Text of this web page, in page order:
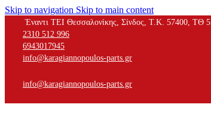
Skip to navigation Skip to main content
Έναντι ΤΕΙ Θεσσαλονίκης, Σίνδος, Τ.Κ. 57400, ΤΘ 5
2310 512 996
6943017945
info@karagiannopoulos-parts.gr
info@karagiannopoulos-parts.gr